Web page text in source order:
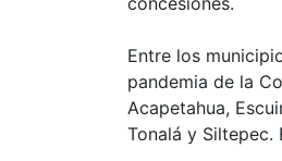
Entre los
pandemia de la
Acapetahua,
Tonalá y Siltepec.